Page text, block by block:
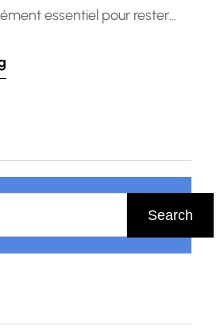
essentiel pour rester
d’aujourd’hui. Que vous
les talents de votre
continue offre de
Search